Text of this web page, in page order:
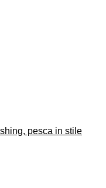
pesca in stile